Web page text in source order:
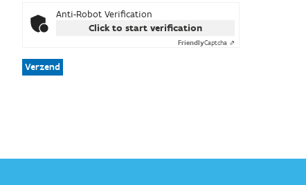
Anti-Robot Verification
Click to start verification
FriendlyCaptcha ⇗
Verzend